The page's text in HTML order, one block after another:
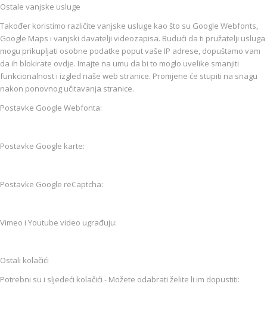
Ostale vanjske usluge
Također koristimo različite vanjske usluge kao što su Google Webfonts,
Google Maps i vanjski davatelji videozapisa. Budući da ti pružatelji usluga
mogu prikupljati osobne podatke poput vaše IP adrese, dopuštamo vam
da ih blokirate ovdje. Imajte na umu da bi to moglo uvelike smanjiti
funkcionalnost i izgled naše web stranice. Promjene će stupiti na snagu
nakon ponovnog učitavanja stranice.
Postavke Google Webfonta:
Postavke Google karte:
Postavke Google reCaptcha:
Vimeo i Youtube video ugrađuju:
Ostali kolačići
Potrebni su i sljedeći kolačići - Možete odabrati želite li im dopustiti: